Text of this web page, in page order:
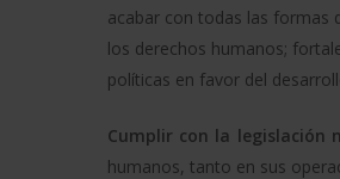
acabar con todas las formas
los derechos humanos;
políticas en favor del
Cumplir con la legislación
humanos, tanto en sus